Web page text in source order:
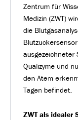
Zentrum für
Medizin (ZWT)
die
ausgezeichneter
Qualizyme und
den Atem
Tagen befindet.
ZWT als idealer